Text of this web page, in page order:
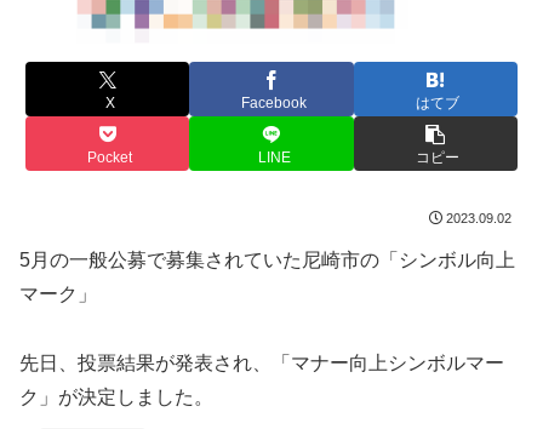
X Facebook はてブ
Pocket LINE コピー
2023.09.02
5月の一般公募で募集されていた尼崎市の「シンボル向上
マーク」
先日、投票結果が発表され、「マナー向上シンボルマー
ク」が決定しました。